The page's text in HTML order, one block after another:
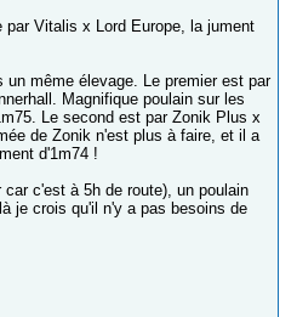
Vitalis x Lord Europe, la jument
un même élevage. Le premier est par
Magnifique poulain sur les
Le second est par Zonik Plus x
de Zonik n'est plus à faire, et il a
d'1m74 !
c'est à 5h de route), un poulain
je crois qu'il n'y a pas besoins de